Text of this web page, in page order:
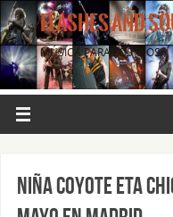
FLASHES AND
MÚSICA PARA LOS OJOS.
NIÑA COYOTE ETA